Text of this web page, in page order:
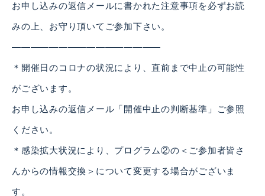
お申し込みの返信メールに書かれた注意事項を必ずお読
みの上、お守り頂いてご参加下さい。
————————————————
＊開催日のコロナの状況により、直前まで中止の可能性
がございます。
お申し込みの返信メール「開催中止の判断基準」ご参照
ください。
＊感染拡大状況により、プログラム②の＜ご参加者皆さ
んからの情報交換＞について変更する場合がございま
す。